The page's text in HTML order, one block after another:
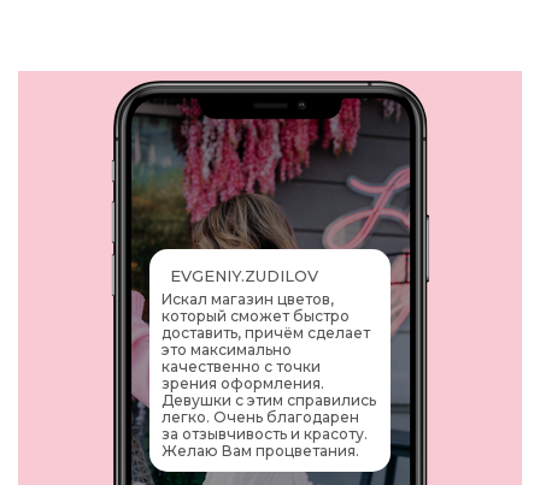
EVGENIY.ZUDILOV
Искал магазин цветов,
который сможет быстро
доставить, причём сделает
это максимально
качественно с точки
зрения оформления.
Девушки с этим справились
легко. Очень благодарен
за отзывчивость и красоту.
Желаю Вам процветания.